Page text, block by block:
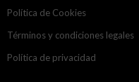
Política de Cookies
Términos y condiciones legales
Política de privacidad